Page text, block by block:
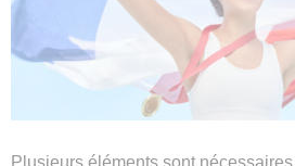
Plusieurs éléments sont